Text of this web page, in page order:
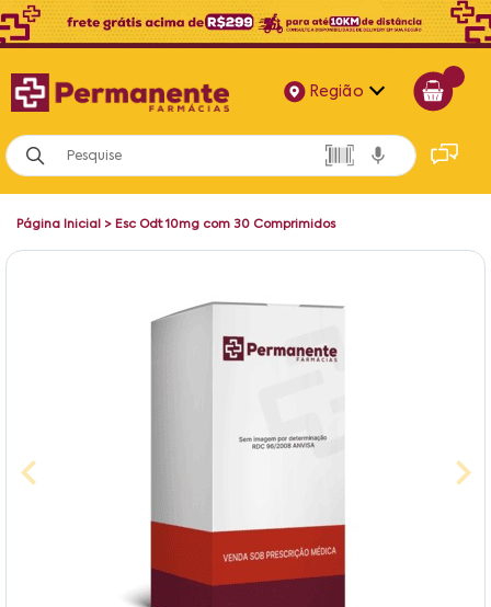
Região
Alagoas
Bahia
Página Inicial > Esc Odt 10mg com 30 Comprimidos